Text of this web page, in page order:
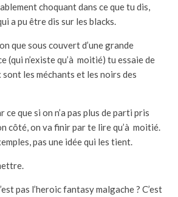
choquant dans ce que tu dis,
a pu être dis sur les blacks.
que sous couvert d’une grande
(qui n’existe qu’à moitié) tu essaie de
les méchants et les noirs des
ce que si on n’a pas plus de parti pris
côté, on va finir par te lire qu’à moitié.
pas une idée qui les tient.
pas l’heroic fantasy malgache ? C’est